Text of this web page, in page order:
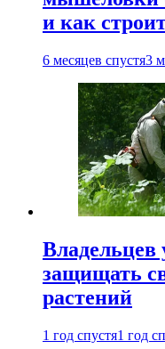
и как
6 месяцев спустя3
Владельцев
защищать
растений
1 год спустя1 год